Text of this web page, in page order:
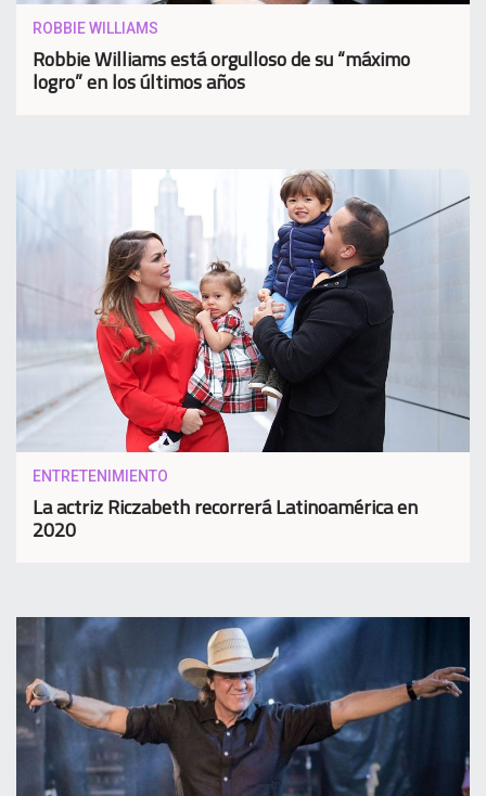
ROBBIE WILLIAMS
Robbie Williams está orgulloso de su “máximo
logro” en los últimos años
ENTRETENIMIENTO
La actriz Riczabeth recorrerá Latinoamérica en
2020